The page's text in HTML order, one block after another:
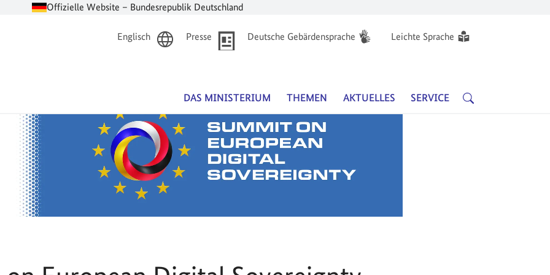
Offizielle Website – Bundesrepublik Deutschland
Englisch Presse Deutsche Gebärdensprache Leichte Sprache
DAS MINISTERIUM THEMEN AKTUELLES SERVICE SUCHE